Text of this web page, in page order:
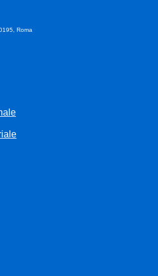
Roma